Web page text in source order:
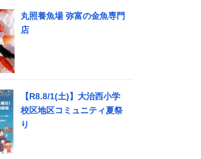
丸照養魚場 弥富の金魚専門
店
【R8.8/1(土)】大治西小学
校区地区コミュニティ夏祭
り